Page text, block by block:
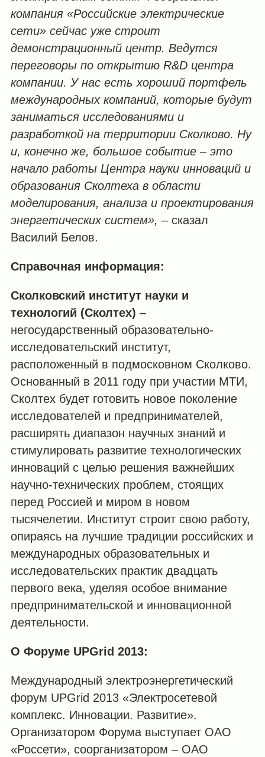
компания «Российские электрические
сети» сейчас уже строит
демонстрационный центр. Ведутся
переговоры по открытию R&D центра
компании. У нас есть хороший портфель
международных компаний, которые будут
заниматься исследованиями и
разработкой на территории Сколково. Ну
и, конечно же, большое событие – это
начало работы Центра науки инноваций и
образования Сколтеха в области
моделирования, анализа и проектирования
энергетических систем», – сказал
Василий Белов.
Справочная информация:
Сколковский институт науки и
технологий (Сколтех) –
негосударственный образовательно-
исследовательский институт,
расположенный в подмосковном Сколково.
Основанный в 2011 году при участии МТИ,
Сколтех будет готовить новое поколение
исследователей и предпринимателей,
расширять диапазон научных знаний и
стимулировать развитие технологических
инноваций с целью решения важнейших
научно-технических проблем, стоящих
перед Россией и миром в новом
тысячелетии. Институт строит свою работу,
опираясь на лучшие традиции российских и
международных образовательных и
исследовательских практик двадцать
первого века, уделяя особое внимание
предпринимательской и инновационной
деятельности.
О Форуме UPGrid 2013:
Международный электроэнергетический
форум UPGrid 2013 «Электросетевой
комплекс. Инновации. Развитие».
Организатором Форума выступает ОАО
«Россети», соорганизатором – ОАО